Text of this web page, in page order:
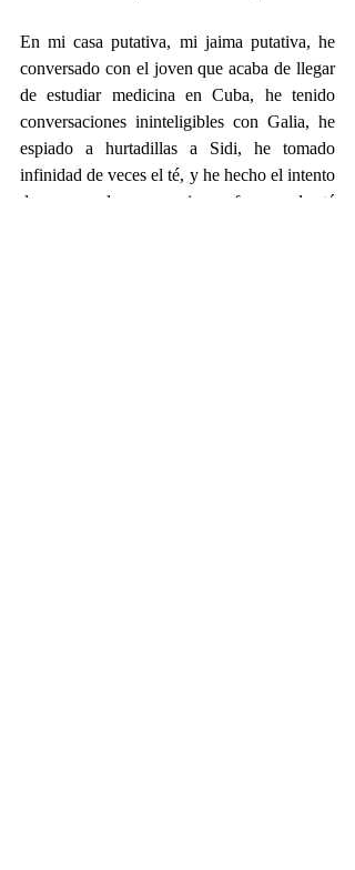
En mi casa putativa, mi jaima putativa, he
conversado con el joven que acaba de llegar
de estudiar medicina en Cuba, he tenido
conversaciones ininteligibles con Galia, he
espiado a hurtadillas a Sidi, he tomado
infinidad de veces el té, y he hecho el intento
de prepararlo pero mis profesoras de té